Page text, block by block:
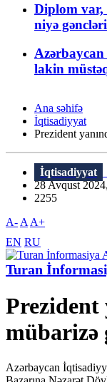
Diplom var,
niyə
lakin
Ana səhifə
İqtisadiyyat
Prezident
İqtisadiyyat
28 Avqust
2255
A- A A+
EN RU
Turan
Prezident
mübarizə
Azərbaycan